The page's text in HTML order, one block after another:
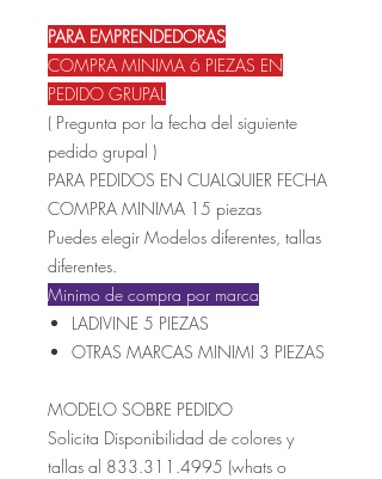
PARA EMPRENDEDORAS
COMPRA MINIMA 6 PIEZAS EN
PEDIDO GRUPAL
( Pregunta por la fecha del siguiente
pedido grupal )
PARA PEDIDOS EN CUALQUIER FECHA
COMPRA MINIMA 15 piezas
Puedes elegir Modelos diferentes, tallas
diferentes.
Minimo de compra por marca
LADIVINE 5 PIEZAS
OTRAS MARCAS MINIMI 3 PIEZAS
MODELO SOBRE PEDIDO
Solicita Disponibilidad de colores y
tallas al 833.311.4995 (whats o